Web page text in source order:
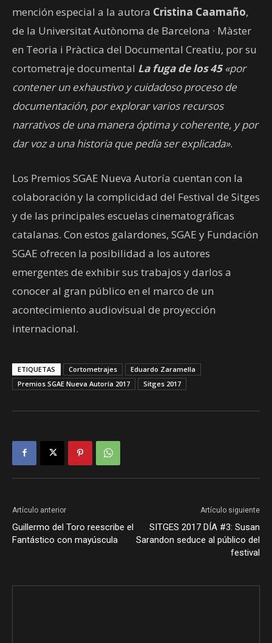
mención especial a la autora Cristina Caamaño,
de la Universitat Autònoma de Barcelona · Màster
en Teoria i Pràctica del Documental Creatiu, por su
cortometraje documental La fuga de los 45 «por
contener un exhaustivo y cuidadoso proceso de
documentación, por explorar varios recursos
narrativos de una manera óptima y coherente, y por
dar voz a una historia que pedía ser explicada».
Los Premios SGAE Nueva Autoría cuentan con la
colaboración y la complicidad del Festival de Sitges
y de las principales escuelas cinematográficas
catalanas. Con estos galardones, SGAE y Fundación
SGAE ofrecen la posibilidad a los autores
emergentes de exhibir sus trabajos y darlos a
conocer al gran público en el marco de un
acontecimiento audiovisual de proyección
internacional.
ETIQUETAS Cortometrajes
Eduardo Zaramella
Premios SGAE Nueva Autoría 2017
Sitges 2017
Artículo anterior
Guillermo del Toro reescribe el
Fantástico con mayúscula
Artículo siguiente
SITGES 2017 DÍA #3: Susan
Sarandon seduce al público del
festival